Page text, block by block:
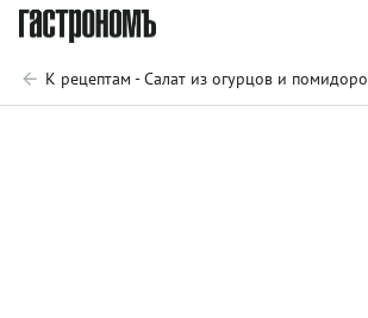
К рецептам - Салат из огурцов и